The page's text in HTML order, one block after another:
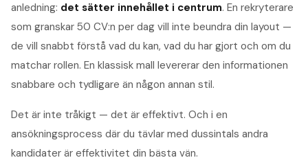
anledning: det sätter innehållet i centrum. En rekryterare
som granskar 50 CV:n per dag vill inte beundra din layout —
de vill snabbt förstå vad du kan, vad du har gjort och om du
matchar rollen. En klassisk mall levererar den informationen
snabbare och tydligare än någon annan stil.
Det är inte tråkigt — det är effektivt. Och i en
ansökningsprocess där du tävlar med dussintals andra
kandidater är effektivitet din bästa vän.